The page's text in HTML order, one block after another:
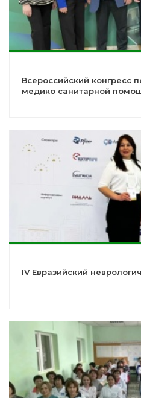
Всероссийский конгресс
медико санитарной
IV Евразийский